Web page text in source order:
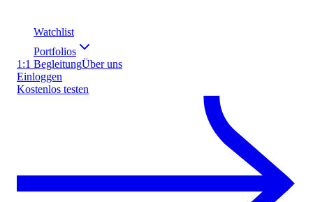
Watchlist
Portfolios
1:1 BegleitungÜber uns
Einloggen
Kostenlos testen